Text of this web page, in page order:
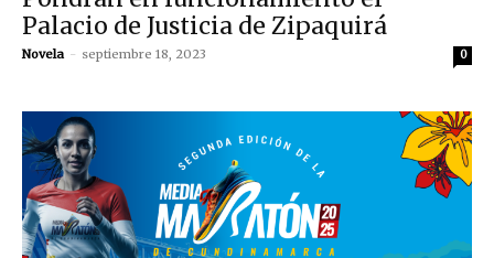
Palacio de Justicia de Zipaquirá
Novela - septiembre 18, 2023 0